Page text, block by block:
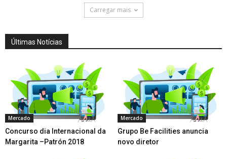
Carregar mais
Últimas Notícias
Mercado
Concurso dia Internacional da
Margarita –Patrón 2018
Mercado
Grupo Be Facilities anuncia
novo diretor